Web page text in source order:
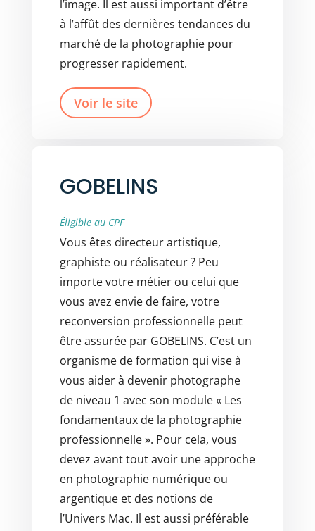
l’image. Il est aussi important d’être
à l’affût des dernières tendances du
marché de la photographie pour
progresser rapidement.
Voir le site
GOBELINS
Éligible au CPF
Vous êtes directeur artistique,
graphiste ou réalisateur ? Peu
importe votre métier ou celui que
vous avez envie de faire, votre
reconversion professionnelle peut
être assurée par GOBELINS. C’est un
organisme de formation qui vise à
vous aider à devenir photographe
de niveau 1 avec son module « Les
fondamentaux de la photographie
professionnelle ». Pour cela, vous
devez avant tout avoir une approche
en photographie numérique ou
argentique et des notions de
l’Univers Mac. Il est aussi préférable